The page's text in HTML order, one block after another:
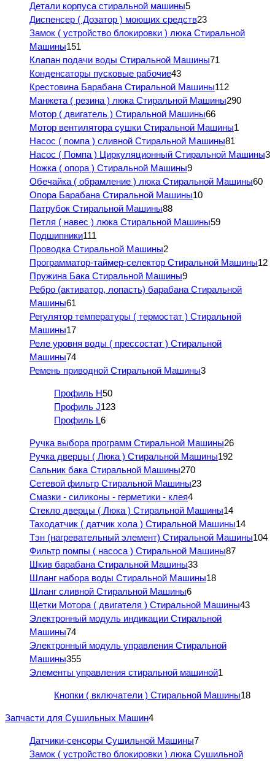
Детали корпуса стиральной машины5
Диспенсер ( Дозатор ) моющих средств23
Замок ( устройство блокировки ) люка Стиральной
Машины151
Клапан подачи воды Стиральной Машины71
Конденсаторы пусковые рабочие43
Крестовина Барабана Стиральной Машины112
Манжета ( резина ) люка Стиральной Машины290
Мотор ( двигатель ) Стиральной Машины66
Мотор вентилятора сушки Стиральной Машины1
Насос ( помпа ) сливной Стиральной Машины81
Насос ( Помпа ) Циркуляционный Стиральной Машины3
Ножка ( опора ) Стиральной Машины9
Обечайка ( обрамление ) люка Стиральной Машины60
Опора Барабана Стиральной Машины10
Патрубок Стиральной Машины88
Петля ( навес ) люка Стиральной Машины59
Подшипники111
Проводка Стиральной Машины2
Программатор-таймер-селектор Стиральной Машины12
Пружина Бака Стиральной Машины9
Ребро (активатор, лопасть) барабана Стиральной
Машины61
Регулятор температуры ( термостат ) Стиральной
Машины17
Реле уровня воды ( прессостат ) Стиральной
Машины74
Ремень приводной Стиральной Машины3
Профиль H50
Профиль J123
Профиль L6
Ручка выбора программ Стиральной Машины26
Ручка дверцы ( Люка ) Стиральной Машины192
Сальник бака Стиральной Машины270
Сетевой фильтр Стиральной Машины23
Смазки - силиконы - герметики - клея4
Стекло дверцы ( Люка ) Стиральной Машины14
Таходатчик ( датчик хола ) Стиральной Машины14
Тэн (нагревательный элемент) Стиральной Машины104
Фильтр помпы ( насоса ) Стиральной Машины87
Шкив барабана Стиральной Машины33
Шланг набора воды Стиральной Машины18
Шланг сливной Стиральной Машины6
Щетки Мотора ( двигателя ) Стиральной Машины43
Электронный модуль индикации Стиральной
Машины74
Электронный модуль управления Стиральной
Машины355
Элементы управления стиральной машиной1
Кнопки ( включатели ) Стиральной Машины18
Запчасти для Сушильных Машин4
Датчики-сенсоры Сушильной Машины7
Замок ( устройство блокировки ) люка Сушильной